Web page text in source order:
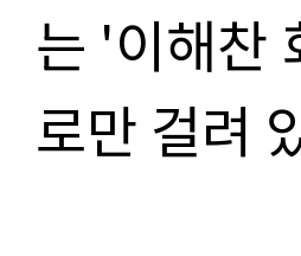
는 '이해찬
로만 걸려